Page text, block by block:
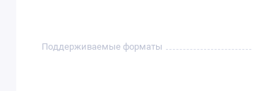
Поддерживаемые форматы